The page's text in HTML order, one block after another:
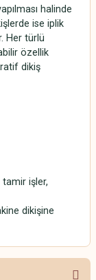
halinde
ise iplik
Her türlü
özellik
dikiş
tamir işler,
dikişine